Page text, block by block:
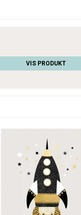
VIS PRODUKT